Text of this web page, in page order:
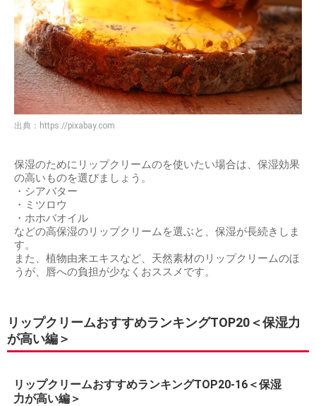
出典： https://pixabay.com
保湿のためにリップクリームのを使いたい場合は、保湿効果
の高いものを選びましょう。
・シアバター
・ミツロウ
・ホホバオイル
などの高保湿のリップクリームを選ぶと、保湿が長続きしま
す。
また、植物由来エキスなど、天然素材のリップクリームのほ
うが、唇への負担が少なくおススメです。
リップクリームおすすめランキングTOP20＜保湿力
が高い編＞
リップクリームおすすめランキングTOP20-16＜保湿
力が高い編＞